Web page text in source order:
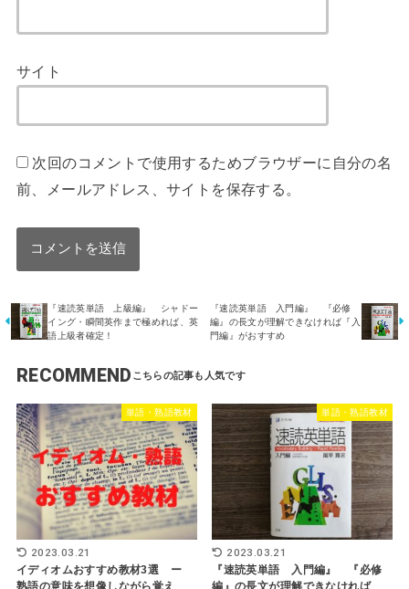
サイト
次回のコメントで使用するためブラウザーに自分の名
前、メールアドレス、サイトを保存する。
『速読英単語 上級編』 シャドー
イング・瞬間英作まで極めれば、英
語上級者確定！
『速読英単語 入門編』 『必修
編』の長文が理解できなければ『入
門編』がおすすめ
RECOMMEND
単語・熟語教材
2023.03.21
イディオムおすすめ教材3選 ー
熟語の意味を想像しながら覚え
単語・熟語教材
2023.03.21
『速読英単語 入門編』 『必修
編』の長文が理解できなければ